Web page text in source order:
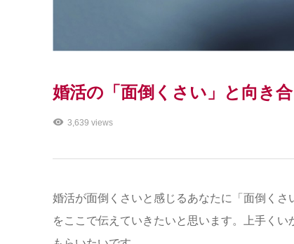
婚活の「面倒くさい」と向き
3,639 views
婚活が面倒くさいと感じるあなたに「面倒く
をここで伝えていきたいと思います。上手く